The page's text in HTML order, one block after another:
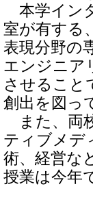
本学イン
室が有する
表現分野の
エンジニア
させること
創出を図っ
また、両
ティブメデ
術、経営な
授業は今年